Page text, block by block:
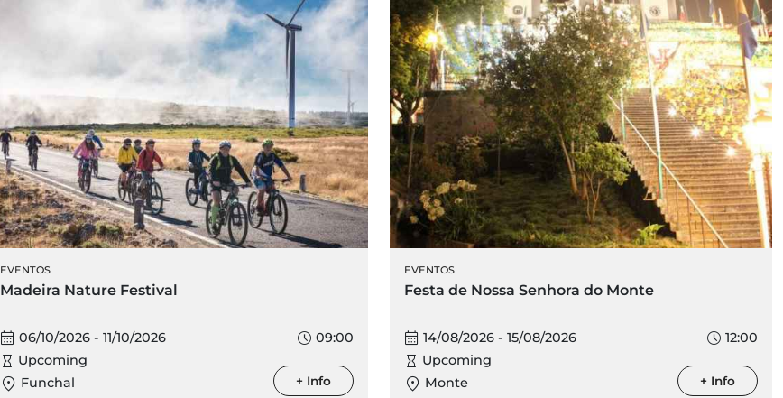
EVENTOS
Madeira Nature Festival
06/10/2026 - 11/10/2026
09:00
Upcoming
Funchal
+ Info
EVENTOS
Festa de Nossa Senhora do Monte
14/08/2026 - 15/08/2026
12:00
Upcoming
Monte
+ Info